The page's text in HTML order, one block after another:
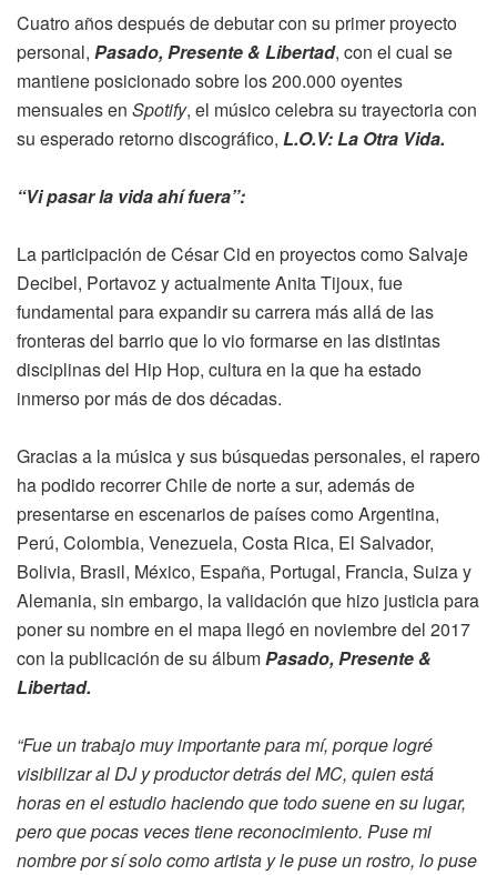
Cuatro años después de debutar con su primer proyecto
personal, Pasado, Presente & Libertad, con el cual se
mantiene posicionado sobre los 200.000 oyentes
mensuales en Spotify, el músico celebra su trayectoria con
su esperado retorno discográfico, L.O.V: La Otra Vida.
“Vi pasar la vida ahí fuera”:
La participación de César Cid en proyectos como Salvaje
Decibel, Portavoz y actualmente Anita Tijoux, fue
fundamental para expandir su carrera más allá de las
fronteras del barrio que lo vio formarse en las distintas
disciplinas del Hip Hop, cultura en la que ha estado
inmerso por más de dos décadas.
Gracias a la música y sus búsquedas personales, el rapero
ha podido recorrer Chile de norte a sur, además de
presentarse en escenarios de países como Argentina,
Perú, Colombia, Venezuela, Costa Rica, El Salvador,
Bolivia, Brasil, México, España, Portugal, Francia, Suiza y
Alemania, sin embargo, la validación que hizo justicia para
poner su nombre en el mapa llegó en noviembre del 2017
con la publicación de su álbumPasado, Presente &
Libertad.
“Fue un trabajo muy importante para mí, porque logré
visibilizar al DJ y productor detrás del MC, quien está
horas en el estudio haciendo que todo suene en su lugar,
pero que pocas veces tiene reconocimiento. Puse mi
nombre por sí solo como artista y le puse un rostro, lo puse